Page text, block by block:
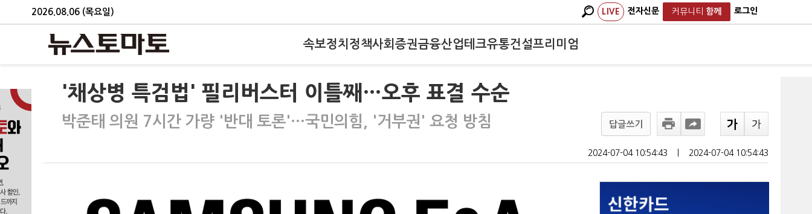
2026.08.06 (목요일) LIVE 전자신문 커뮤니티 함께 로그인
속보정치 정책사회 증권금융산업테크유통건설프리미엄
'채상병 특검법' 필리버스터 이틀째…오후 표결 수순
박준태 의원 7시간 가량 '반대 토론'…국민의힘, '거부권' 요청 방침 답글쓰기
2024-07-04 10:54:43 2024-07-04 10:54:43